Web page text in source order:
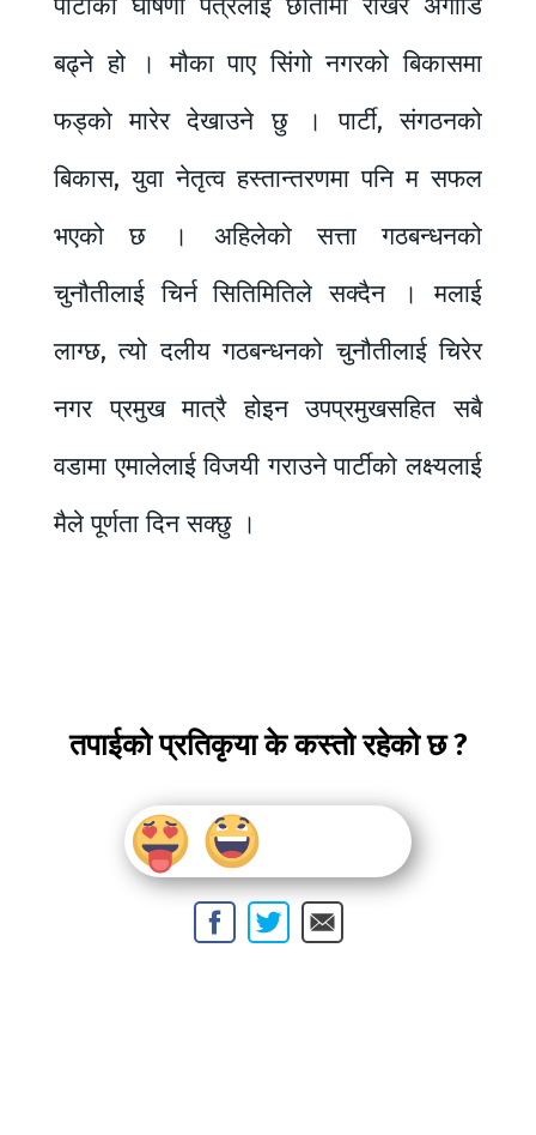
बढ्ने हो । मौका पाए सिंगो नगरको बिकासमा
फड्को मारेर देखाउने छु । पार्टी, संगठनको
बिकास, युवा नेतृत्व हस्तान्तरणमा पनि म सफल
भएको छ । अहिलेको सत्ता गठबन्धनको
चुनौतीलाई चिर्न सितिमितिले सक्दैन । मलाई
लाग्छ, त्यो दलीय गठबन्धनको चुनौतीलाई चिरेर
नगर प्रमुख मात्रै होइन उपप्रमुखसहित सबै
वडामा एमालेलाई विजयी गराउने पार्टीको लक्ष्यलाई
मैले पूर्णता दिन सक्छु ।
तपाईको प्रतिकृया के कस्तो रहेको छ ?